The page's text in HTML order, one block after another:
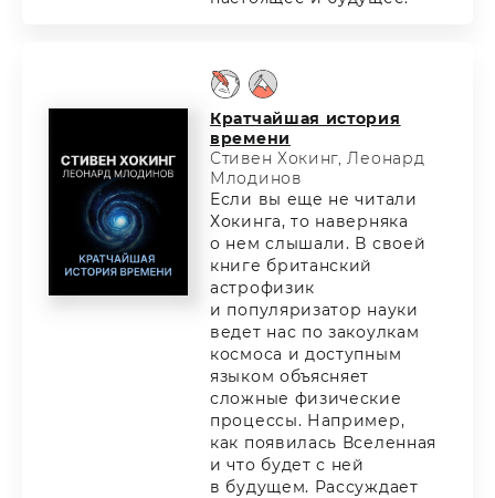
Кратчайшая история
времени
Стивен Хокинг, Леонард
Млодинов
Если вы еще не читали
Хокинга, то наверняка
о нем слышали. В своей
книге британский
астрофизик
и популяризатор науки
ведет нас по закоулкам
космоса и доступным
языком объясняет
сложные физические
процессы. Например,
как появилась Вселенная
и что будет с ней
в будущем. Рассуждает